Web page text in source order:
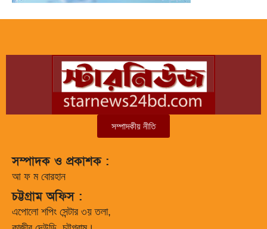
সম্পাদকীয় নীতি
সম্পাদক ও প্রকাশক :
আ ফ ম বোরহান
চট্টগ্রাম অফিস :
এপোলো শপিং সেন্টার ৩য় তলা,